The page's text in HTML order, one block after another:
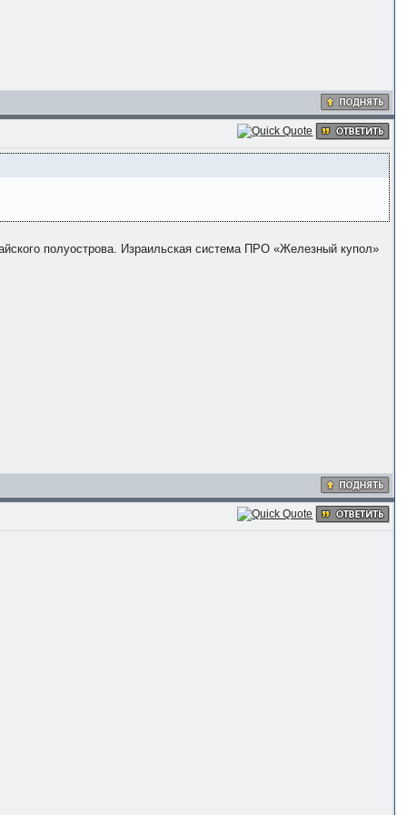
полуострова. Израильская система ПРО «Железный купол»